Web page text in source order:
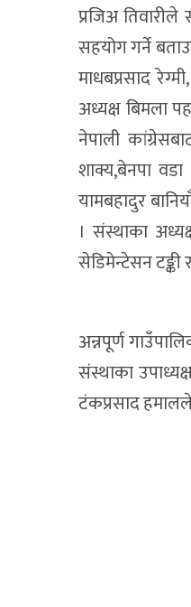
प्रजिअ
सहयोग गर्ने
माधबप्रसाद
अध्यक्ष बिमला
नेपाली
शाक्य,बेनपा वडा
यामबहादुर
। संस्थाका
सेडिमेन्टेसन टङ्की
अन्नपूर्ण
संस्थाका
टंकप्रसाद हमालले